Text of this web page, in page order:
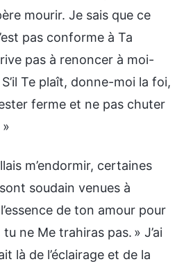
mourir. Je sais que ce
pas conforme à Ta
pas à renoncer à moi-
Te plaît, donne-moi la foi,
ferme et ne pas chuter
m’endormir, certaines
soudain venues à
de ton amour pour
tu ne Me trahiras pas. » J’ai
là de l’éclairage et de la